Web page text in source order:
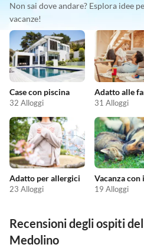
Non sai dove andare? Esplora idee
vacanze!
Case con piscina
32 Alloggi
Adatto alle
31 Alloggi
Adatto per allergici
23 Alloggi 19 Alloggi
Recensioni degli ospiti
Medolino